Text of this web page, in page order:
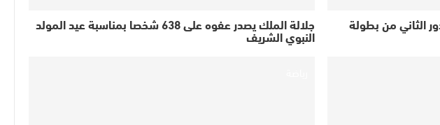
الثاني من بطولة جلالة الملك يصدر عفوه على 638 شخصا بمناسبة عيد المولد
النبوي الشريف